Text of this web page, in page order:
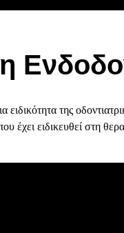
η
ειδικότητα της
που έχει ειδικευθεί στη